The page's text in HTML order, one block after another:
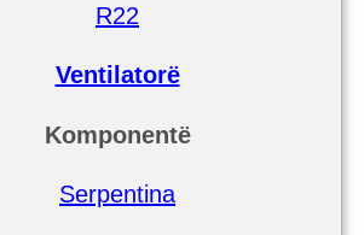
R22
Ventilatorë
Komponentë
Serpentina